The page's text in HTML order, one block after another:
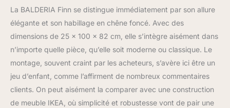
Consommation : effet
flamme 3D 4,8 W,
puissance de chauffage
puissante jusqu'à 2000
chauffage : réglable sur 2
niveaux (1-2 kW),
thermostat intégré pour
régler la température
La BALDERIA Finn se distingue immédiatement par son allure
élégante et son habillage en chêne foncé. Avec des
dimensions de 25 x 100 x 82 cm, elle s’intègre aisément dans
n’importe quelle pièce, qu’elle soit moderne ou classique. Le
montage, souvent craint par les acheteurs, s’avère ici être un
jeu d’enfant, comme l’affirment de nombreux commentaires
clients. On peut aisément la comparer avec une construction
de meuble IKEA, où simplicité et robustesse vont de pair une